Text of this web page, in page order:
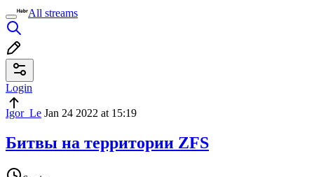
All streams
Login
Igor_Le Jan 24 2022 at 15:19
Битвы на территории ZFS